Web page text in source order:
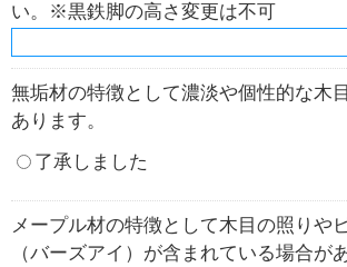
い。※黒鉄脚の高さ変更は不可
無垢材の特徴として濃淡や個性的な木
あります。
了承しました
メープル材の特徴として木目の照りや
（バーズアイ）が含まれている場合が